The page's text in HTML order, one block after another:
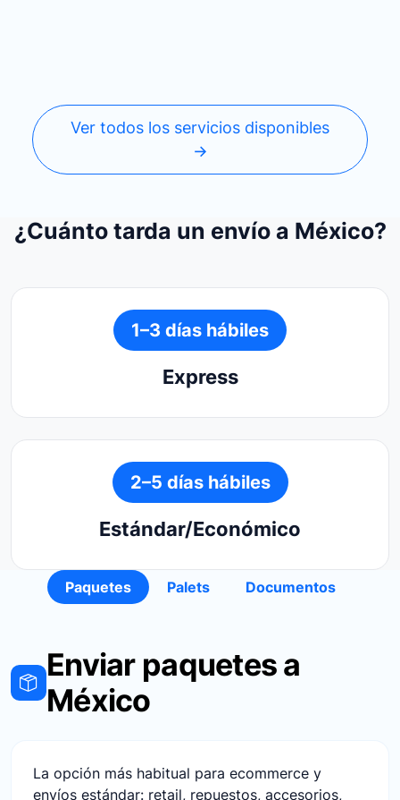
Ver todos los servicios disponibles
→
¿Cuánto tarda un envío a México?
1–3 días hábiles
Express
2–5 días hábiles
Estándar/Económico
Paquetes Palets Documentos
Enviar paquetes a
México
La opción más habitual para ecommerce y
envíos estándar: retail, repuestos, accesorios,